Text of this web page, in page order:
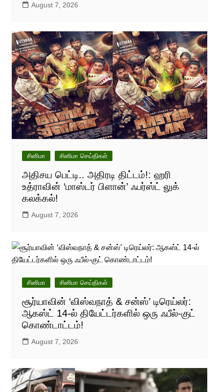
August 7, 2026
சினிமா சினிமா செய்திகள்
அதிசய பெட்டி.. அதிரடி திட்டம்!: ஹரி
உத்ராவின் ‘மாஸ்டர் பிளான்’ ஃபர்ஸ்ட் லுக்
கலக்கல்!
August 7, 2026
சினிமா சினிமா செய்திகள்
சூர்யாவின் ‘விஸ்வநாத் & சன்ஸ்’ டிரெய்லர்:
ஆகஸ்ட் 14-ல் தியேட்டர்களில் ஒரு ஃபீல்-குட்
கொண்டாட்டம்!
August 7, 2026